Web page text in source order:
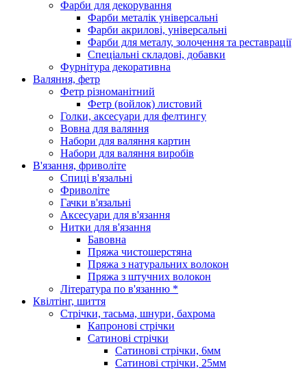
Фарби для декорування
Фарби металік універсальні
Фарби акрилові, універсальні
Фарби для металу, золочення та реставрації
Спеціальні складові, добавки
Фурнітура декоративна
Валяння, фетр
Фетр різноманітний
Фетр (войлок) листовий
Голки, аксесуари для фелтингу
Вовна для валяння
Набори для валяння картин
Набори для валяння виробів
В'язання, фриволіте
Спиці в'язальні
Фриволіте
Гачки в'язальні
Аксесуари для в'язання
Нитки для в'язання
Бавовна
Пряжа чистошерстяна
Пряжа з натуральних волокон
Пряжа з штучних волокон
Література по в'язанню *
Квілтінг, шиття
Стрічки, тасьма, шнури, бахрома
Капронові стрічки
Сатинові стрічки
Сатинові стрічки, 6мм
Сатинові стрічки, 25мм